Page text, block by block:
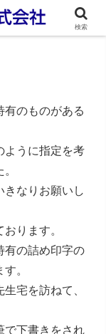
刷
有のものがある
ように指定を考
きなりお願いし
ります。
有の詰め印字の
。
宅を訪ねて、
で下書きをされ
検索